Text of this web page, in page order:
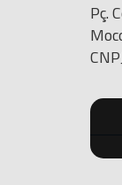
Pç.